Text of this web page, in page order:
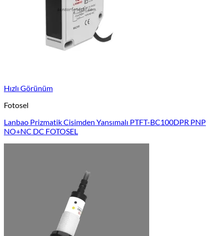
Hızlı Görünüm
Fotosel
Lanbao Prizmatik Cisimden Yansımalı PTFT-BC100DPR PNP
NO+NC DC FOTOSEL